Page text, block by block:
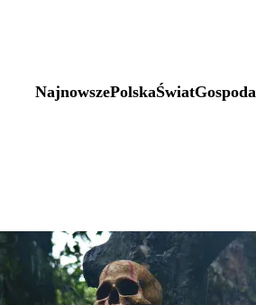
NajnowszePolskaŚwiat